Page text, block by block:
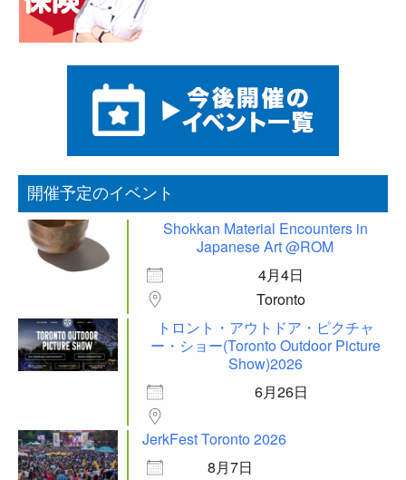
開催予定のイベント
Shokkan Material Encounters in
Japanese Art @ROM
4月4日
Toronto
トロント・アウトドア・ピクチャ
ー・ショー(Toronto Outdoor Picture
Show)2026
6月26日
JerkFest Toronto 2026
8月7日